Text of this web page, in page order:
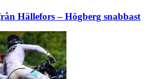
Hällefors – Högberg snabbast